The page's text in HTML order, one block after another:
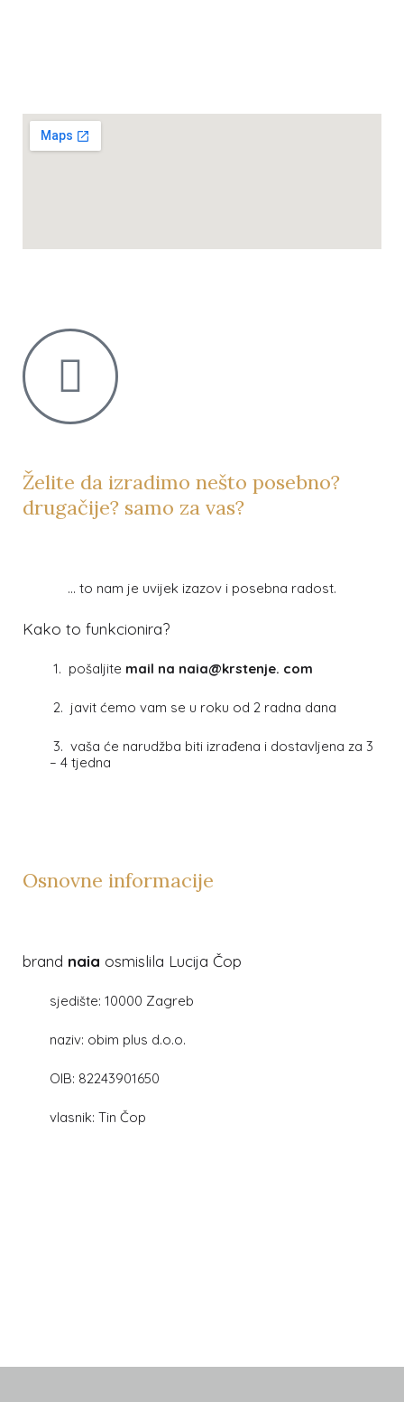
Želite da izradimo nešto posebno?
drugačije? samo za vas?
… to nam je uvijek izazov i posebna radost.
Kako to funkcionira?
1. pošaljite mail na naia@krstenje. com
2. javit ćemo vam se u roku od 2 radna dana
3. vaša će narudžba biti izrađena i dostavljena za 3
– 4 tjedna
Osnovne informacije
brand naia osmislila Lucija Čop
sjedište: 10000 Zagreb
naziv: obim plus d.o.o.
OIB: 82243901650
vlasnik: Tin Čop